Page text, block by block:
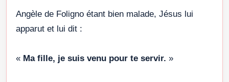
Angèle de Foligno étant bien malade, Jésus lui
apparut et lui dit :
« Ma fille, je suis venu pour te servir. »